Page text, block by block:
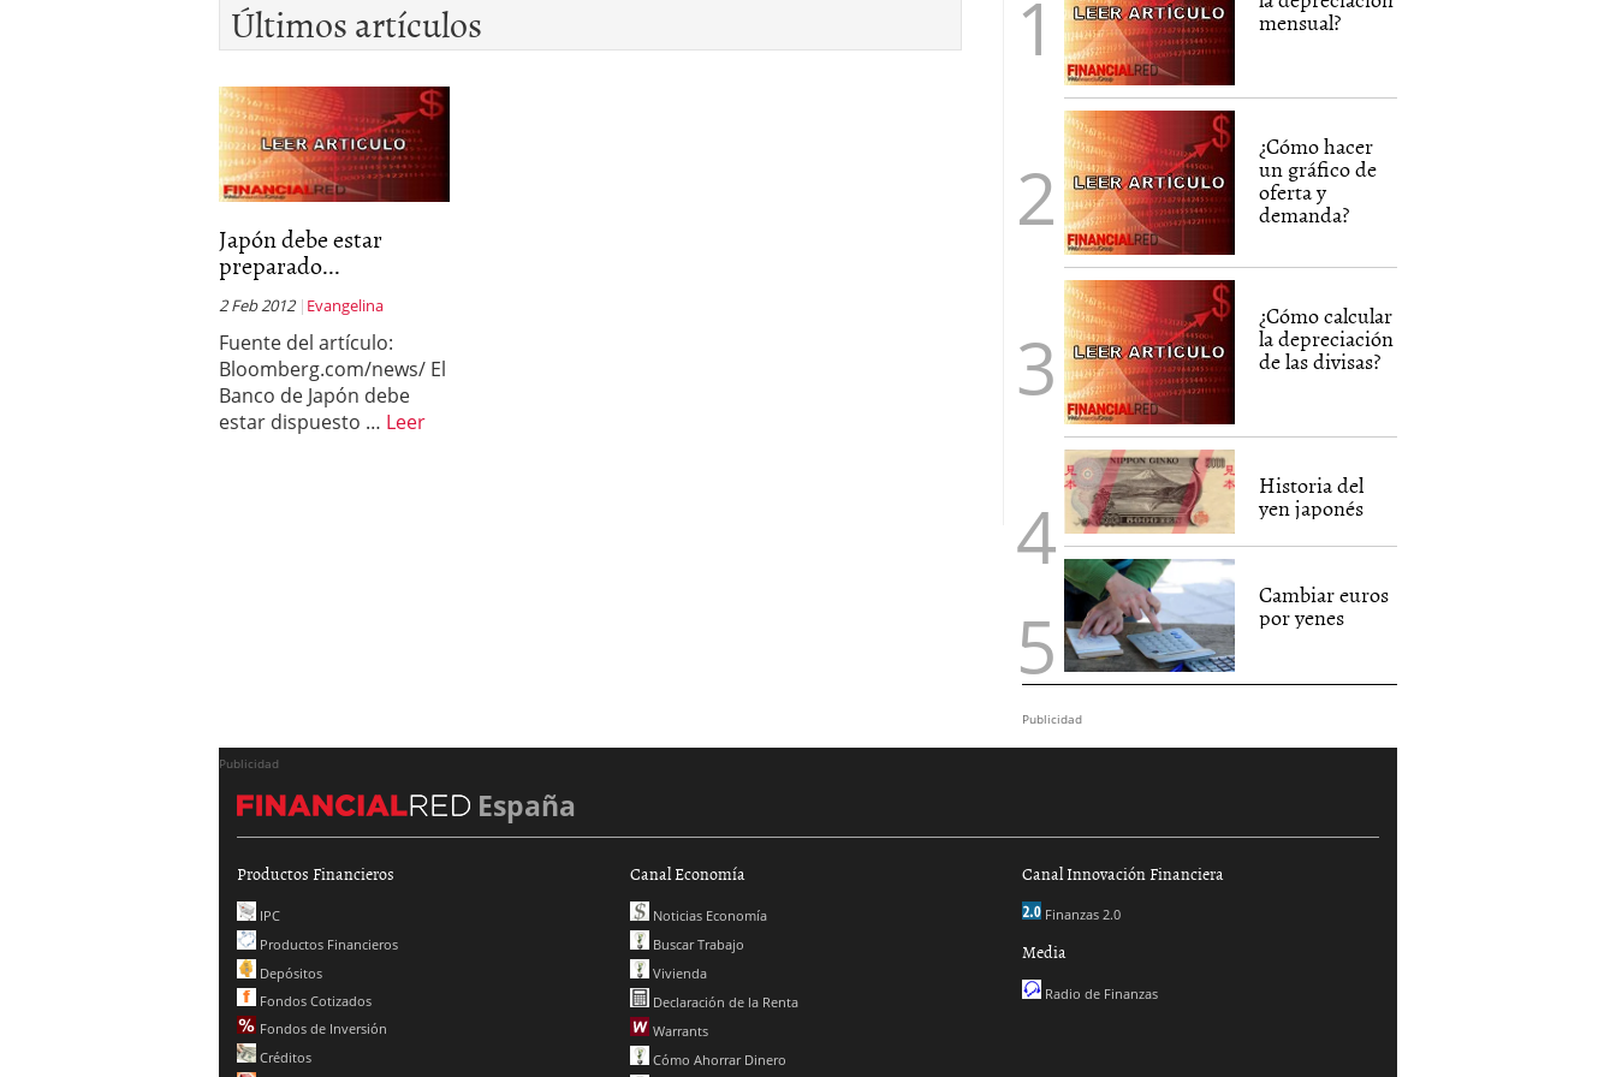
Últimos artículos
Japón debe estar
preparado...
2 Feb 2012 Evangelina
Fuente del artículo:
Bloomberg.com/news/ El
Banco de Japón debe
estar dispuesto … Leer
mensual?
¿Cómo hacer
un gráfico de
oferta y
demanda?
¿Cómo calcular
la depreciación
de las divisas?
Historia del
yen japonés
Cambiar euros
por yenes
Publicidad
Publicidad
España
Productos Financieros
IPC
Productos Financieros
Depósitos
Fondos Cotizados
Fondos de Inversión
Créditos
Canal Economía
Noticias Economía
Buscar Trabajo
Vivienda
Declaración de la Renta
Warrants
Cómo Ahorrar Dinero
Canal Innovación Financiera
Finanzas 2.0
Media
Radio de Finanzas